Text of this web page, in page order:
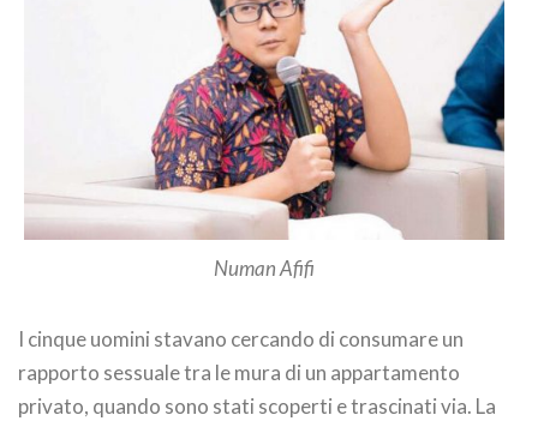
Numan Afifi
I cinque uomini stavano cercando di consumare un
rapporto sessuale tra le mura di un appartamento
privato, quando sono stati scoperti e trascinati via. La